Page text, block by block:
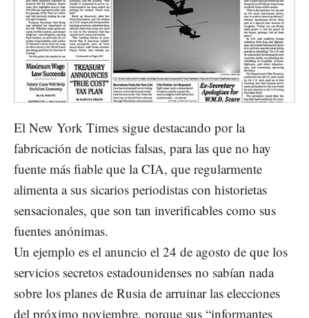
El New York Times sigue destacando por la
fabricación de noticias falsas, para las que no hay
fuente más fiable que la CIA, que regularmente
alimenta a sus sicarios periodistas con historietas
sensacionales, que son tan inverificables como sus
fuentes anónimas.
Un ejemplo es el anuncio el 24 de agosto de que los
servicios secretos estadounidenses no sabían nada
sobre los planes de Rusia de arruinar las elecciones
del próximo noviembre, porque sus “informantes